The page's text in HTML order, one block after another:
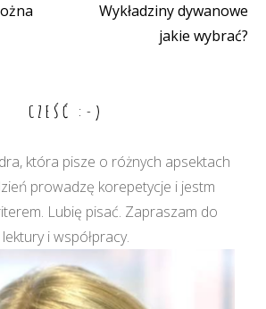
Wykładziny dywanowe
jakie wybrać?
CZEŚĆ :-)
która pisze o różnych apsektach
prowadzę korepetycje i jestm
Lubię pisać. Zapraszam do
lektury i współpracy.